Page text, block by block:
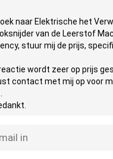
de beste prijs
Elektrische het
de de Strooksnijder
Leerstof Machine